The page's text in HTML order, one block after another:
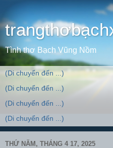
Tình thơ Bạch Vũng Nồm
THỨ NĂM, THÁNG 4 17, 2025